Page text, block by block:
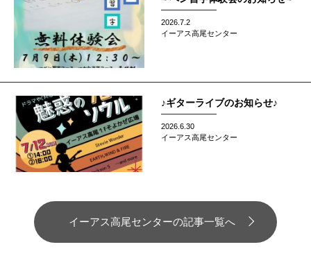
2026.7.2
イーアス高尾センター
♪ギターライブのお知らせ♪
2026.6.30
イーアス高尾センター
イーアス高尾センターの記事一覧へ